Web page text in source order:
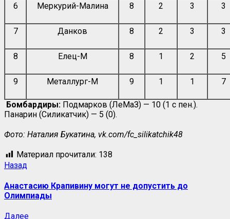
6 Меркурий-Малина 8 2 3 3
7 Данков 8 2 3 3
8 Елец-М 8 1 2 5
9 Металлург-М 9 1 1 7
Бомбардиры: Подмарков (ЛеМаЗ) — 10 (1 с пен.).
Панарин (Силикатчик) — 5 (0).
Фото: Наталия Букатина, vk.com/fc_silikatchik48
Материал прочитали: 138
Назад
Анастасию Крапивину могут не допустить до
Олимпиады
Далее